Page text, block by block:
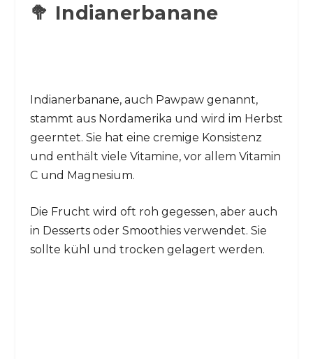
🥦 Indianerbanane
Indianerbanane, auch Pawpaw genannt,
stammt aus Nordamerika und wird im Herbst
geerntet. Sie hat eine cremige Konsistenz
und enthält viele Vitamine, vor allem Vitamin
C und Magnesium.
Die Frucht wird oft roh gegessen, aber auch
in Desserts oder Smoothies verwendet. Sie
sollte kühl und trocken gelagert werden.